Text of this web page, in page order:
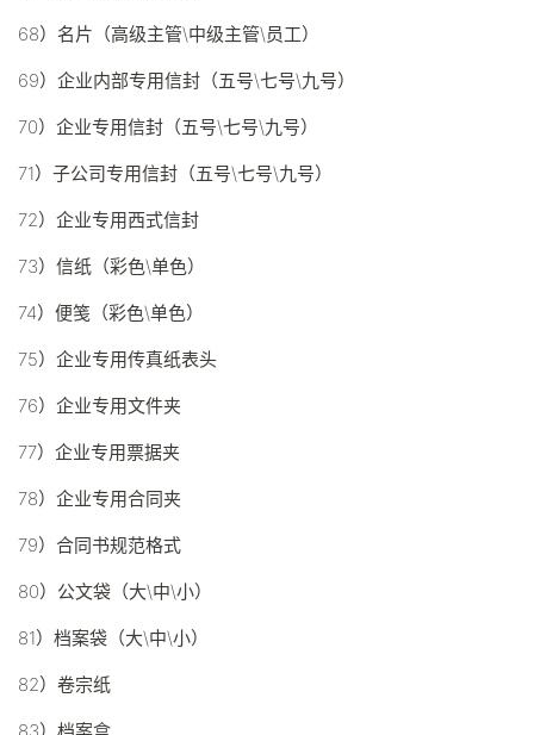
68）名片（高级主管\中级主管\员工）
69）企业内部专用信封（五号\七号\九号）
70）企业专用信封（五号\七号\九号）
71）子公司专用信封（五号\七号\九号）
72）企业专用西式信封
73）信纸（彩色\单色）
74）便笺（彩色\单色）
75）企业专用传真纸表头
76）企业专用文件夹
77）企业专用票据夹
78）企业专用合同夹
79）合同书规范格式
80）公文袋（大\中\小）
81）档案袋（大\中\小）
82）卷宗纸